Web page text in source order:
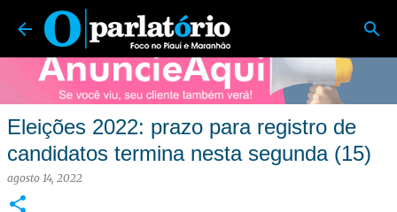
Pular para o conteúdo principal
O Parlatório | Foco no Piauí e Maranhão
Eleições 2022: prazo para registro de
candidatos termina nesta segunda (15)
agosto 14, 2022